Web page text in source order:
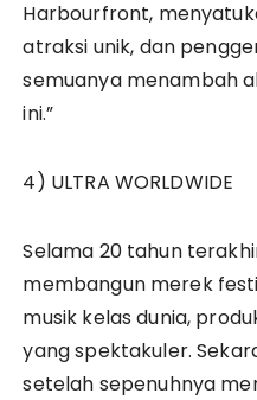
Harbourfront,
atraksi unik, dan
semuanya menambah
ini.”
4) ULTRA WORLDWIDE
Selama 20 tahun
membangun merek
musik kelas dunia,
yang spektakuler.
setelah sepenuhnya